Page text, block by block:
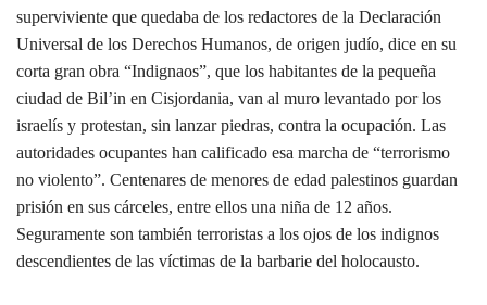
superviviente que quedaba de los redactores de la Declaración
Universal de los Derechos Humanos, de origen judío, dice en su
corta gran obra “Indignaos”, que los habitantes de la pequeña
ciudad de Bil’in en Cisjordania, van al muro levantado por los
israelís y protestan, sin lanzar piedras, contra la ocupación. Las
autoridades ocupantes han calificado esa marcha de “terrorismo
no violento”. Centenares de menores de edad palestinos guardan
prisión en sus cárceles, entre ellos una niña de 12 años.
Seguramente son también terroristas a los ojos de los indignos
descendientes de las víctimas de la barbarie del holocausto.